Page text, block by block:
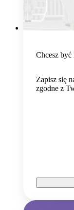
Chcesz
Zapisz się
zgodne z